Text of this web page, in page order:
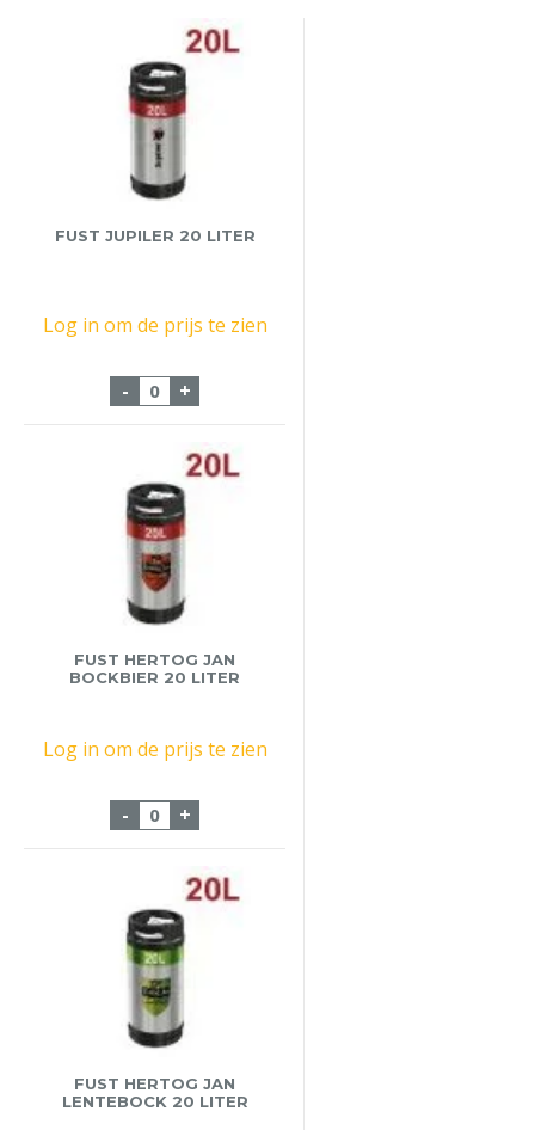
FUST JUPILER 20 LITER
Log in om de prijs te zien
- Fust Jupiler 20 liter aantal
+
FUST HERTOG JAN
BOCKBIER 20 LITER
Log in om de prijs te zien
- Fust Hertog Jan Bockbier 20 Liter aantal
+
FUST HERTOG JAN
LENTEBOCK 20 LITER